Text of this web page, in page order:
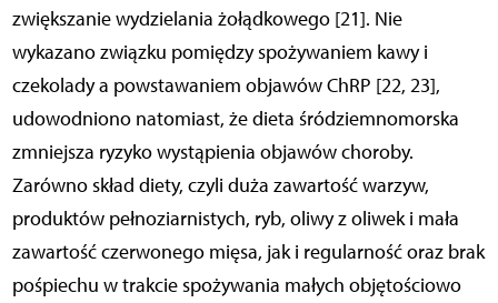
zwiększanie wydzielania żołądkowego [21]. Nie
wykazano związku pomiędzy spożywaniem kawy i
czekolady a powstawaniem objawów ChRP [22, 23],
udowodniono natomiast, że dieta śródziemnomorska
zmniejsza ryzyko wystąpienia objawów choroby.
Zarówno skład diety, czyli duża zawartość warzyw,
produktów pełnoziarnistych, ryb, oliwy z oliwek i mała
zawartość czerwonego mięsa, jak i regularność oraz brak
pośpiechu w trakcie spożywania małych objętościowo